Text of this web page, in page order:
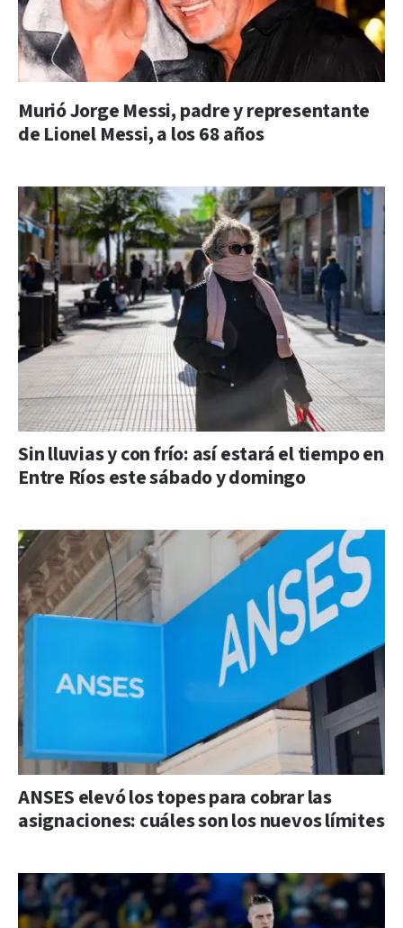
Murió Jorge Messi, padre y representante
de Lionel Messi, a los 68 años
Sin lluvias y con frío: así estará el tiempo en
Entre Ríos este sábado y domingo
ANSES elevó los topes para cobrar las
asignaciones: cuáles son los nuevos límites